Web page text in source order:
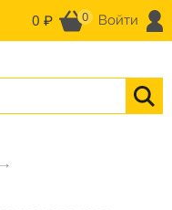
0 ₽ 0 Войти